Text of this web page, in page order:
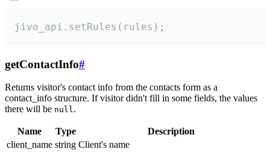
jivo_api.setRules(rules);
getContactInfo#
Returns visitor's contact info from the contacts form as a
contact_info structure. If visitor didn't fill in some fields, the values
there will be null.
Name Type
Description
client_name string Client's name